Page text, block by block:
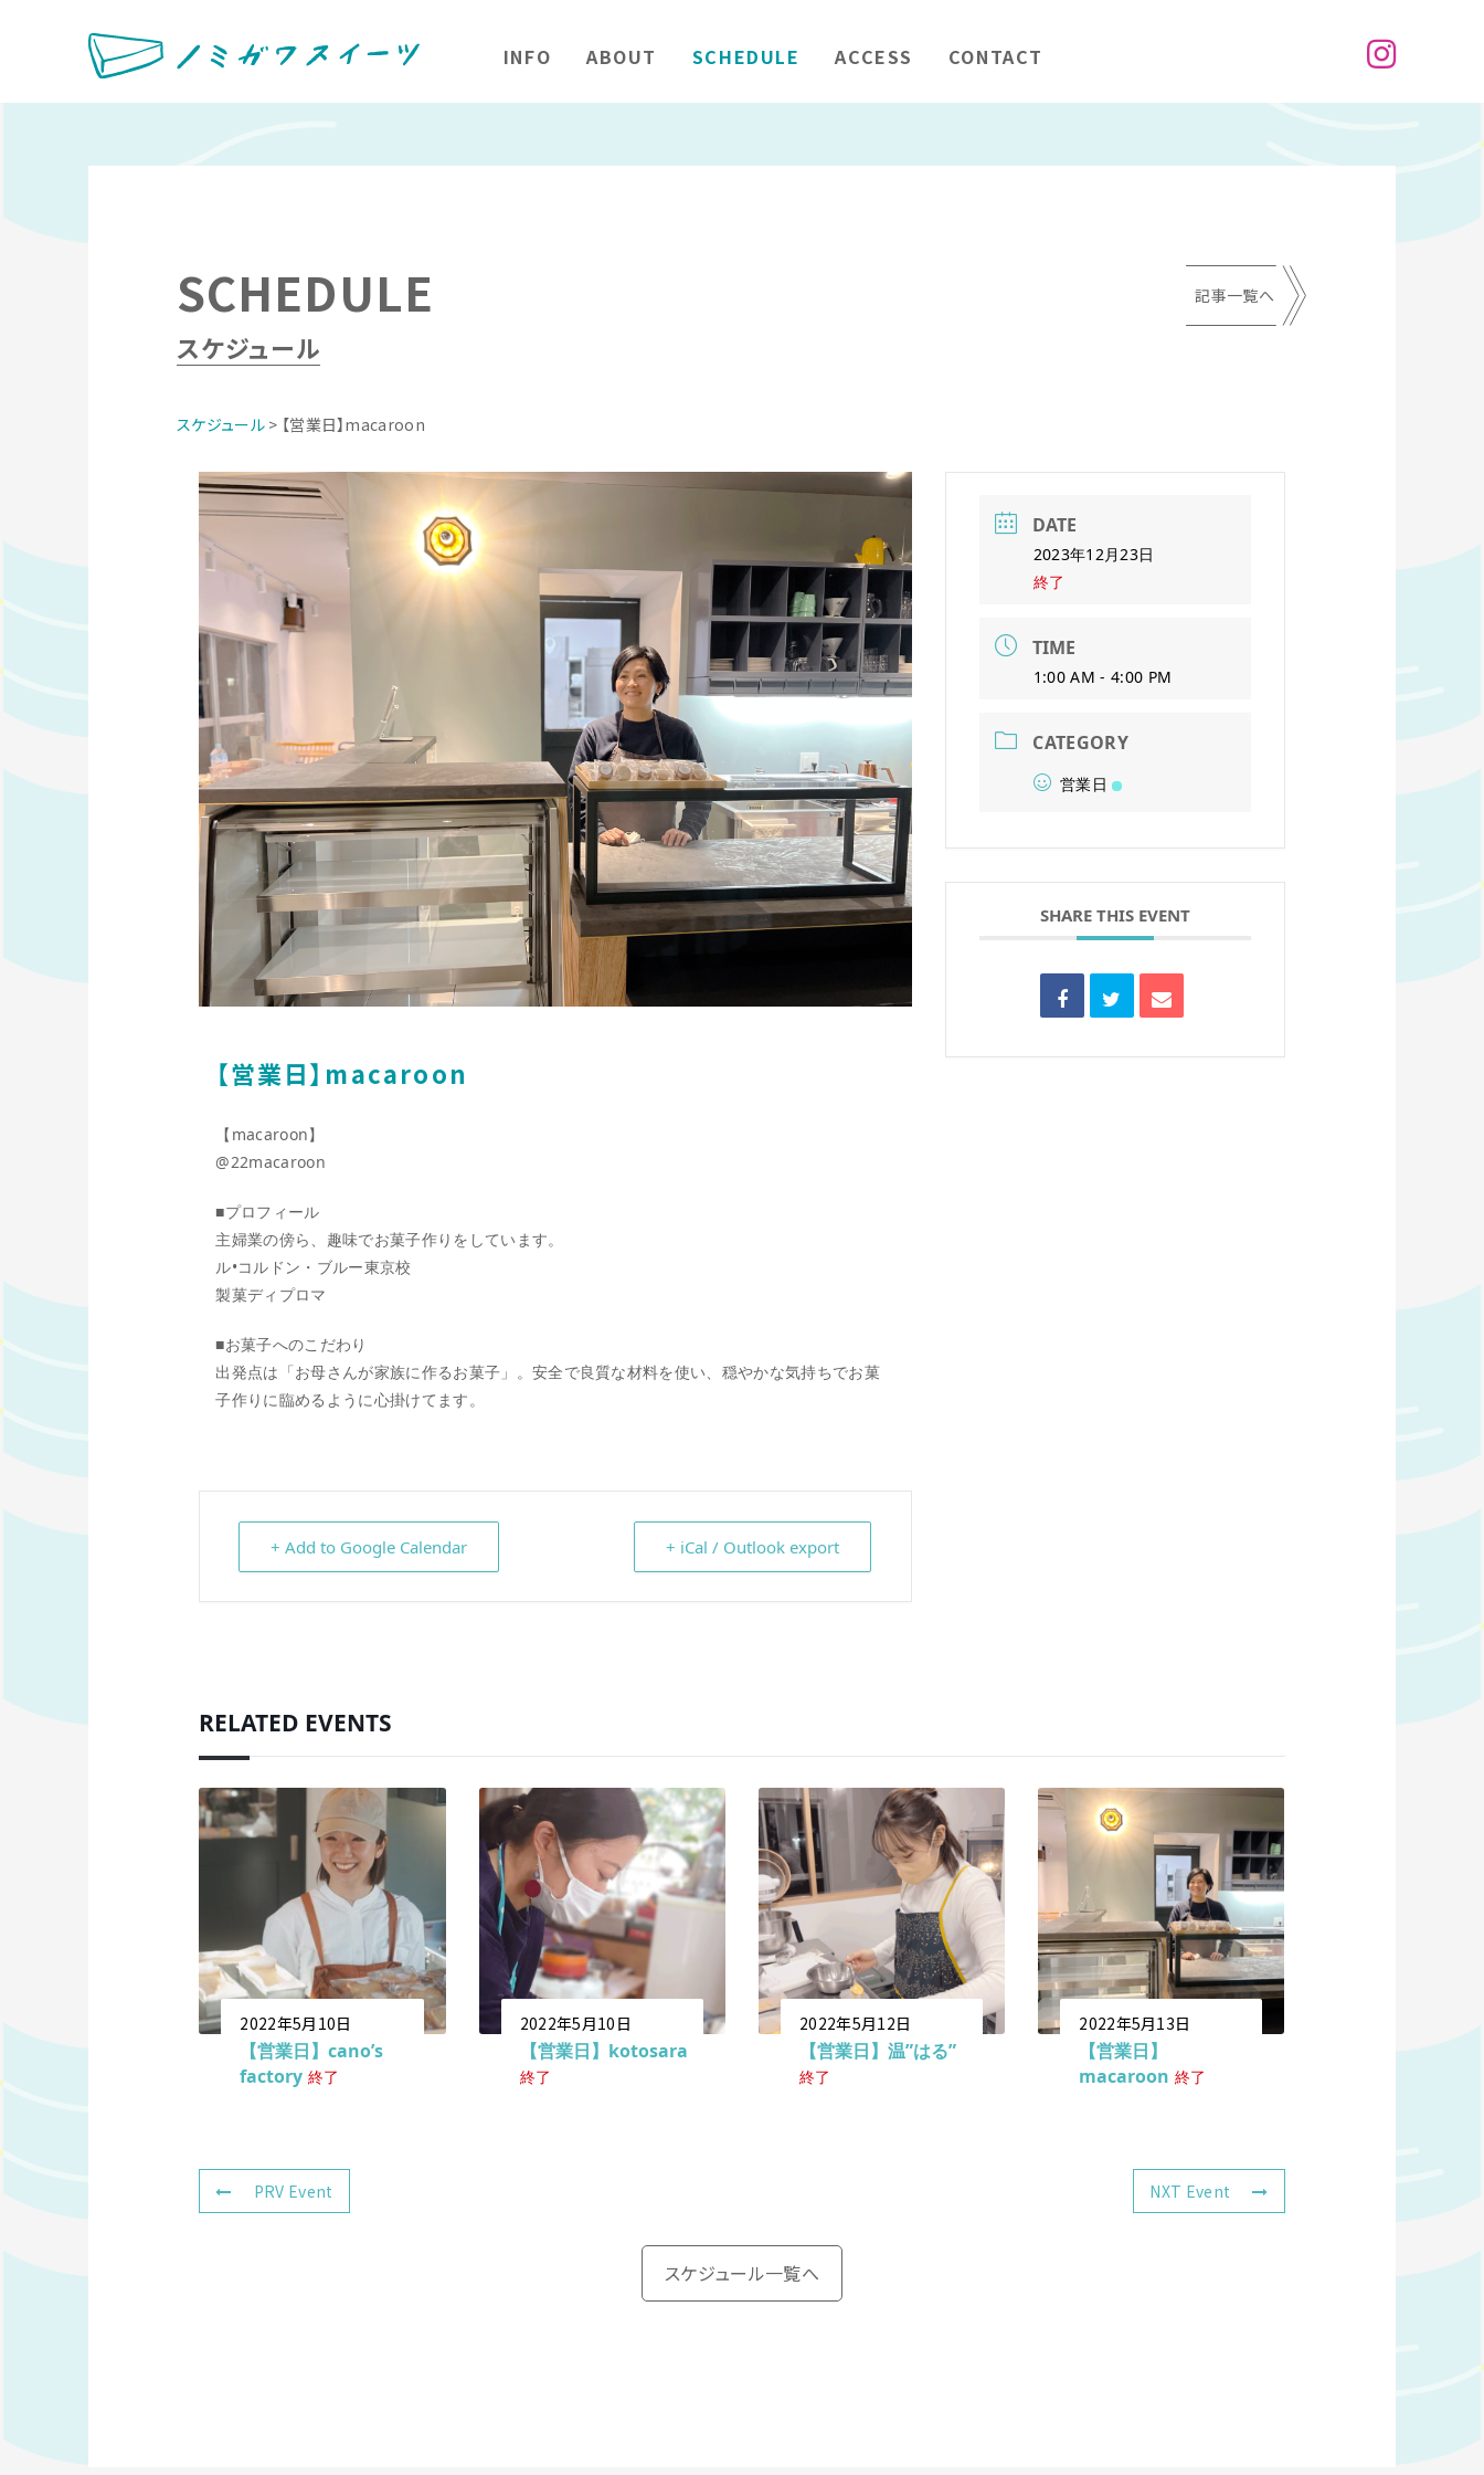
INFO ABOUT SCHEDULE ACCESS CONTACT
SCHEDULE
スケジュール
記事一覧へ
スケジュール> 【営業日】macaroon
【営業日】macaroon
【macaroon】
@22macaroon
■プロフィール
主婦業の傍ら、趣味でお菓子作りをしています。
ル•コルドン・ブルー東京校
製菓ディプロマ
■お菓子へのこだわり
出発点は「お母さんが家族に作るお菓子」。安全で良質な材料を使い、穏やかな気持ちでお菓
子作りに臨めるように心掛けてます。
+ Add to Google Calendar + iCal / Outlook export
DATE
2023年12月23日
終了
TIME
1:00 AM - 4:00 PM
CATEGORY
営業日
SHARE THIS EVENT
RELATED EVENTS
2022年5月10日
【営業日】cano’s
factory 終了
2022年5月10日
【営業日】kotosara
終了
2022年5月12日
【営業日】温”はる”
終了
2022年5月13日
【営業日】
macaroon 終了
PRV Event NXT Event
スケジュール一覧へ